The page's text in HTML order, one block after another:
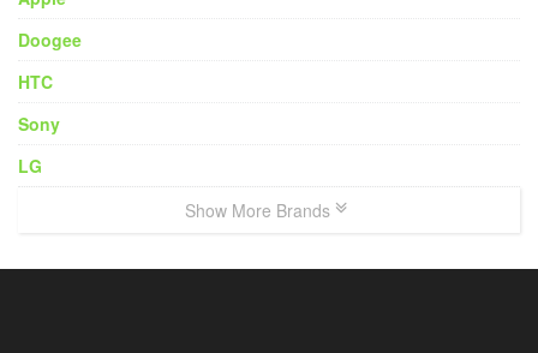
Doogee
HTC
Sony
LG
Show More Brands